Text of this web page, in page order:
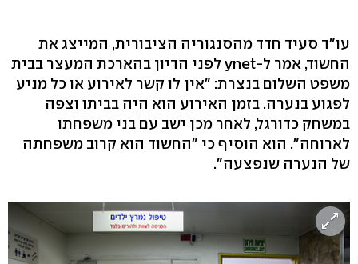
עו"ד סעיד חדד מהסנגוריה הציבורית, המייצג את
החשוד, אמר ל-ynet לפני הדיון בהארכת המעצר בבית
משפט השלום בנצרת: "אין לו קשר לאירוע או כל מניע
לפגוע בנערה. בזמן האירוע הוא היה בביתו וצפה
במשחק כדורגל, לאחר מכן ישב עם בני משפחתו
לארוחה". הוא הוסיף כי "החשוד הוא קרוב משפחתה
של הנערה שנפצעה".